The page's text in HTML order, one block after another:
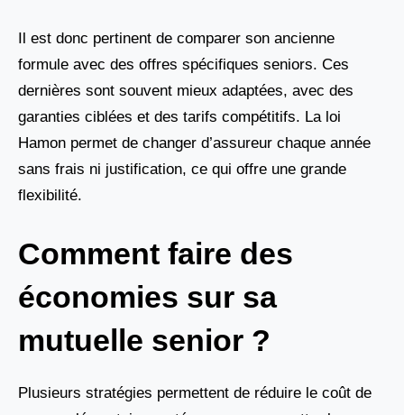
Il est donc pertinent de comparer son ancienne
formule avec des offres spécifiques seniors. Ces
dernières sont souvent mieux adaptées, avec des
garanties ciblées et des tarifs compétitifs. La loi
Hamon permet de changer d’assureur chaque année
sans frais ni justification, ce qui offre une grande
flexibilité.
Comment faire des
économies sur sa
mutuelle senior ?
Plusieurs stratégies permettent de réduire le coût de